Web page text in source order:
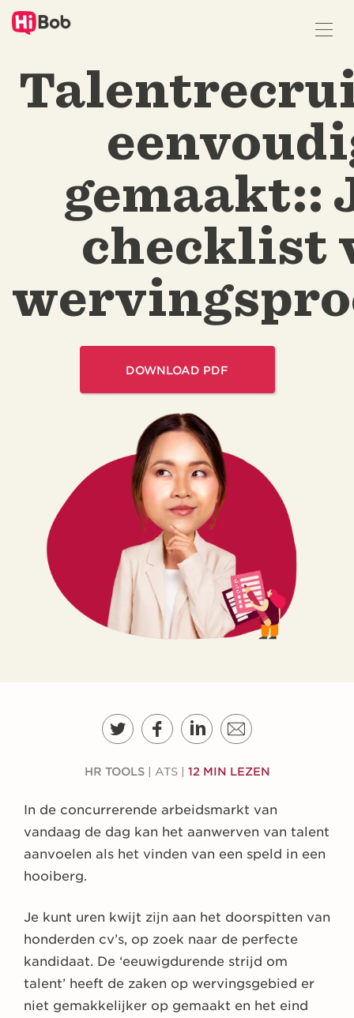
Naar
hoofdinhoud
gemaakt::
checklist
DOWNLOAD PDF
HR TOOLS| ATS| 12 MIN LEZEN
In de concurrerende arbeidsmarkt van
vandaag de dag kan het aanwerven van talent
aanvoelen als het vinden van een speld in een
hooiberg.
Je kunt uren kwijt zijn aan het doorspitten van
honderden cv’s, op zoek naar de perfecte
kandidaat. De ‘eeuwigdurende strijd om
talent’ heeft de zaken op wervingsgebied er
niet gemakkelijker op gemaakt en het eind